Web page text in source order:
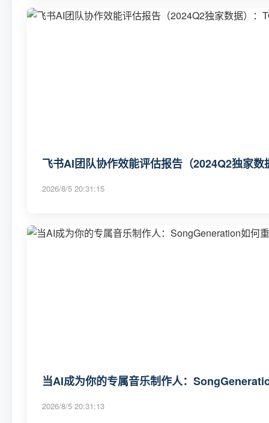
飞书AI团队协作效能评估报告（2024Q2独家
2026/8/5 20:31:15
当AI成为你的专属音乐制作人：
2026/8/5 20:31:13